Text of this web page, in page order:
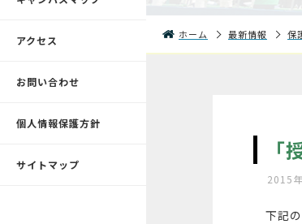
アクセス
お問い合わせ
個人情報保護方針
サイトマップ
ホーム 最新情報 保
「
2015
下記の